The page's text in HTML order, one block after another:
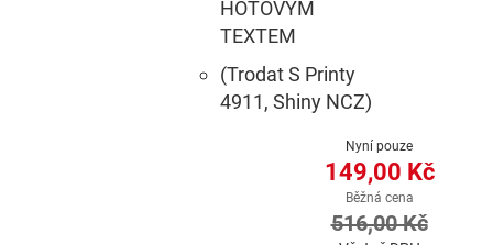
HOTOVÝM
TEXTEM
(Trodat S Printy
4911, Shiny NCZ)
Nyní pouze
149,00 Kč
Běžná cena
516,00 Kč